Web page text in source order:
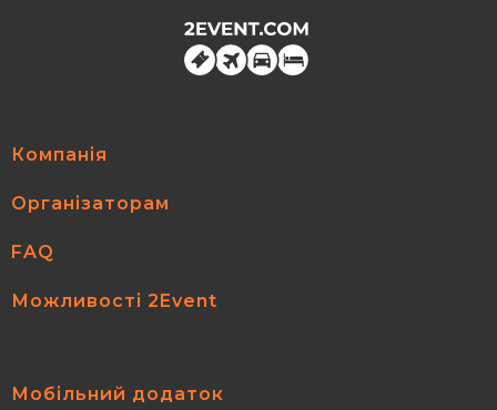
Компанія
Організаторам
FAQ
Можливості 2Event
Мобільний додаток